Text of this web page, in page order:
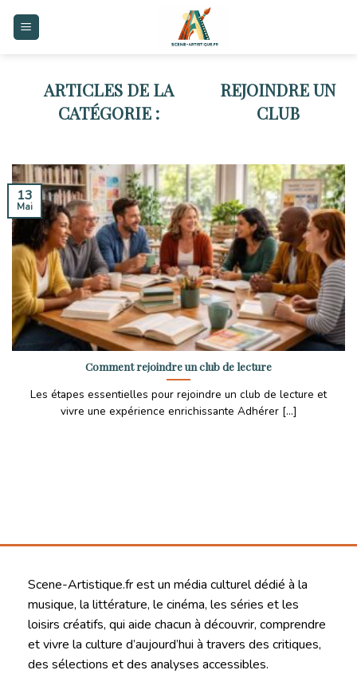
REJOINDRE UN
CLUB
Comment rejoindre un club de lecture
Les étapes essentielles pour rejoindre un club de lecture et
vivre une expérience enrichissante Adhérer [...]
13
Mai
Scene-Artistique.fr est un média culturel dédié à la
musique, la littérature, le cinéma, les séries et les
loisirs créatifs, qui aide chacun à découvrir, comprendre
et vivre la culture d’aujourd’hui à travers des critiques,
des sélections et des analyses accessibles.